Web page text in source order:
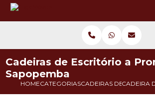
HOMECATEGORIASCADEIRAS DECADEIRA
Cadeiras de Escritório a
Sapopemba